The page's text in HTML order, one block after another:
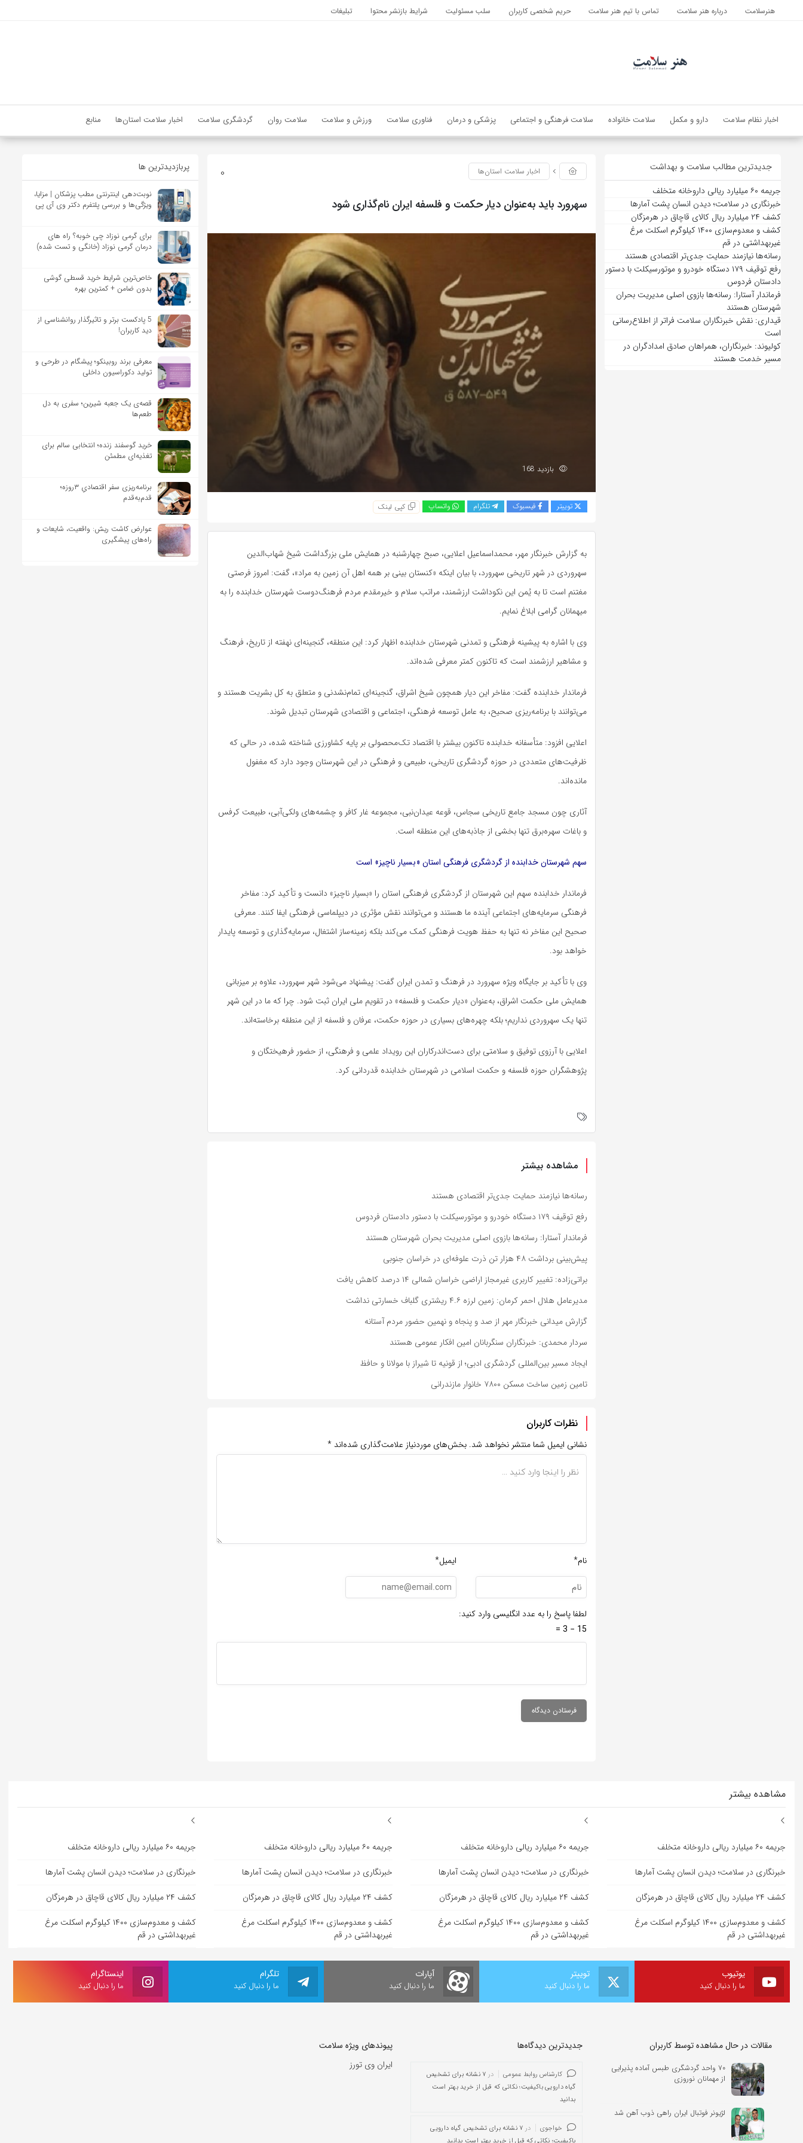
هنرسلامت درباره هنر سلامت تماس با تیم هنر سلامت حریم شخصی کاربران سلب مسئولیت شرایط بازنشر محتوا تبلیغات
اخبار نظام سلامت دارو و مکمل سلامت خانواده سلامت فرهنگی و اجتماعی پزشکی و درمان فناوری سلامت ورزش و سلامت سلامت روان گردشگری سلامت اخبار سلامت استان‌ها منابع
جدیدترین مطالب سلامت و بهداشت
جریمه ۶۰ میلیارد ریالی داروخانه متخلف
خبرنگاری در سلامت؛ دیدن انسان پشت آمارها
کشف ۲۴ میلیارد ریال کالای قاچاق در هرمزگان
کشف و معدوم‌سازی ۱۴۰۰ کیلوگرم اسکلت مرغ
غیربهداشتی در قم
رسانه‌ها نیازمند حمایت جدی‌تر اقتصادی هستند
رفع توقیف ۱۷۹ دستگاه خودرو و موتورسیکلت با دستور
دادستان فردوس
فرماندار آستارا: رسانه‌ها بازوی اصلی مدیریت بحران
شهرستان هستند
قیداری: نقش خبرنگاران سلامت فراتر از اطلاع‌رسانی
است
کولیوند: خبرنگاران، همراهان صادق امدادگران در
مسیر خدمت هستند
0 اخبار سلامت استان‌ها
سهرورد باید به‌عنوان دیار حکمت و فلسفه ایران نام‌گذاری شود
بازدید 168
توییتر فیسبوک تلگرام واتساپ کپی لینک
به گزارش خبرنگار مهر، محمداسماعیل اعلایی، صبح چهارشنبه در همایش ملی بزرگداشت شیخ شهاب‌الدین
سهروردی در شهر تاریخی سهرورد، با بیان اینکه «کنستان بینی بر همه اهل آن زمین به مراد»، گفت: امروز فرصتی
مغتنم است تا به یُمن این نکوداشت ارزشمند، مراتب سلام و خیرمقدم مردم فرهنگ‌دوست شهرستان خدابنده را به
میهمانان گرامی ابلاغ نمایم.
وی با اشاره به پیشینه فرهنگی و تمدنی شهرستان خدابنده اظهار کرد: این منطقه، گنجینه‌ای نهفته از تاریخ، فرهنگ
و مشاهیر ارزشمند است که تاکنون کمتر معرفی شده‌اند.
فرماندار خدابنده گفت: مفاخر این دیار همچون شیخ اشراق، گنجینه‌ای تمام‌نشدنی و متعلق به کل بشریت هستند و
می‌توانند با برنامه‌ریزی صحیح، به عامل توسعه فرهنگی، اجتماعی و اقتصادی شهرستان تبدیل شوند.
اعلایی افزود: متأسفانه خدابنده تاکنون بیشتر با اقتصاد تک‌محصولی بر پایه کشاورزی شناخته شده، در حالی که
ظرفیت‌های متعددی در حوزه گردشگری تاریخی، طبیعی و فرهنگی در این شهرستان وجود دارد که مغفول
مانده‌اند.
آثاری چون مسجد جامع تاریخی سجاس، قوعه عیدان‌نبی، مجموعه غار کافر و چشمه‌های ولکی‌آبی، طبیعت کرفس
و باغات سهره‌برق تنها بخشی از جاذبه‌های این منطقه است.
سهم شهرستان خدابنده از گردشگری فرهنگی استان «بسیار ناچیز» است
فرماندار خدابنده سهم این شهرستان از گردشگری فرهنگی استان را «بسیار ناچیز» دانست و تأکید کرد: مفاخر
فرهنگی سرمایه‌های اجتماعی آینده ما هستند و می‌توانند نقش مؤثری در دیپلماسی فرهنگی ایفا کنند. معرفی
صحیح این مفاخر نه تنها به حفظ هویت فرهنگی کمک می‌کند بلکه زمینه‌ساز اشتغال، سرمایه‌گذاری و توسعه پایدار
خواهد بود.
وی با تأکید بر جایگاه ویژه سهرورد در فرهنگ و تمدن ایران گفت: پیشنهاد می‌شود شهر سهرورد، علاوه بر میزبانی
همایش ملی حکمت اشراق، به‌عنوان «دیار حکمت و فلسفه» در تقویم ملی ایران ثبت شود. چرا که ما در این شهر
تنها یک سهروردی نداریم؛ بلکه چهره‌های بسیاری در حوزه حکمت، عرفان و فلسفه از این منطقه برخاسته‌اند.
اعلایی با آرزوی توفیق و سلامتی برای دست‌اندرکاران این رویداد علمی و فرهنگی، از حضور فرهیختگان و
پژوهشگران حوزه فلسفه و حکمت اسلامی در شهرستان خدابنده قدردانی کرد.
مشاهده بیشتر
رسانه‌ها نیازمند حمایت جدی‌تر اقتصادی هستند
رفع توقیف ۱۷۹ دستگاه خودرو و موتورسیکلت با دستور دادستان فردوس
فرماندار آستارا: رسانه‌ها بازوی اصلی مدیریت بحران شهرستان هستند
پیش‌بینی برداشت ۴۸ هزار تن ذرت علوفه‌ای در خراسان جنوبی
براتی‌زاده: تغییر کاربری غیرمجاز اراضی خراسان شمالی ۱۴ درصد کاهش یافت
مدیرعامل هلال احمر کرمان: زمین لرزه ۴.۶ ریشتری گلباف خسارتی نداشت
گزارش میدانی خبرنگار مهر از صد و پنجاه و نهمین حضور مردم آستانه
سردار محمدی: خبرنگاران سنگربانان امین افکار عمومی هستند
ایجاد مسیر بین‌المللی گردشگری ادبی؛ از قونیه تا شیراز با مولانا و حافظ
تامین زمین ساخت مسکن ۷۸۰۰ خانوار مازندرانی
نظرات کاربران
نشانی ایمیل شما منتشر نخواهد شد. بخش‌های موردنیاز علامت‌گذاری شده‌اند *
نام* ایمیل*
لطفا پاسخ را به عدد انگلیسی وارد کنید:
15 − 3 =
پربازدیدترین ها
نوبت‌دهی اینترنتی مطب پزشکان | مزایا،
ویژگی‌ها و بررسی پلتفرم دکتر وی آی پی
برای گرمی نوزاد چی خوبه؟ راه های
درمان گرمی نوزاد (خانگی و تست شده)
خاص‌ترین شرایط خرید قسطی گوشی
بدون ضامن + کمترین بهره
5 پادکست برتر و تاثیرگذار روانشناسی از
دید کاربران!
معرفی برند روبینکو؛ پیشگام در طرحی و
تولید دکوراسیون داخلی
قصه‌ی یک جعبه شیرین؛ سفری به دل
طعم‌ها
خرید گوسفند زنده؛ انتخابی سالم برای
تغذیه‌ای مطمئن
برنامه‌ریزی سفر اقتصادیِ ۳روزه؛
قدم‌به‌قدم
عوارض کاشت ریش: واقعیت، شایعات و
راه‌های پیشگیری
مشاهده بیشتر
جریمه ۶۰ میلیارد ریالی داروخانه متخلف
خبرنگاری در سلامت؛ دیدن انسان پشت آمارها
کشف ۲۴ میلیارد ریال کالای قاچاق در هرمزگان
کشف و معدوم‌سازی ۱۴۰۰ کیلوگرم اسکلت مرغ
غیربهداشتی در قم
جریمه ۶۰ میلیارد ریالی داروخانه متخلف
خبرنگاری در سلامت؛ دیدن انسان پشت آمارها
کشف ۲۴ میلیارد ریال کالای قاچاق در هرمزگان
کشف و معدوم‌سازی ۱۴۰۰ کیلوگرم اسکلت مرغ
غیربهداشتی در قم
جریمه ۶۰ میلیارد ریالی داروخانه متخلف
خبرنگاری در سلامت؛ دیدن انسان پشت آمارها
کشف ۲۴ میلیارد ریال کالای قاچاق در هرمزگان
کشف و معدوم‌سازی ۱۴۰۰ کیلوگرم اسکلت مرغ
غیربهداشتی در قم
جریمه ۶۰ میلیارد ریالی داروخانه متخلف
خبرنگاری در سلامت؛ دیدن انسان پشت آمارها
کشف ۲۴ میلیارد ریال کالای قاچاق در هرمزگان
کشف و معدوم‌سازی ۱۴۰۰ کیلوگرم اسکلت مرغ
غیربهداشتی در قم
اینستاگرام
ما را دنبال کنید
تلگرام
ما را دنبال کنید
آپارات
ما را دنبال کنید
توییتر
ما را دنبال کنید
یوتیوب
ما را دنبال کنید
مقالات در حال مشاهده توسط کاربران
۷۰ واحد گردشگری طبس آماده پذیرایی
از مهمانان نوروزی
لژیونر فوتبال ایران راهی ذوب آهن شد
جدیدترین دیدگاه‌‌ها
کارشناس روابط عمومی در
۷ نشانه برای تشخیص
گیاه دارویی باکیفیت؛ نکاتی که قبل از خرید بهتر است
بدانید
خواجوی در
۷ نشانه برای تشخیص گیاه دارویی
باکیفیت؛ نکاتی که قبل از خرید بهتر است بدانید
پیوندهای ویژه سلامت
ایران وی تورز